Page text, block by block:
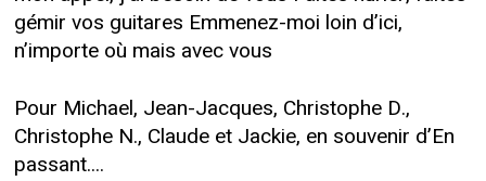
gémir vos guitares Emmenez-moi loin d’ici,
n’importe où mais avec vous
Pour Michael, Jean-Jacques, Christophe D.,
Christophe N., Claude et Jackie, en souvenir d’En
passant....